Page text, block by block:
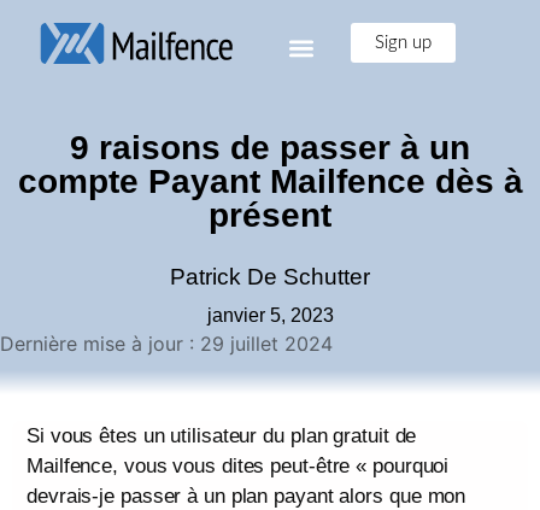
Sign up
9 raisons de passer à un
compte Payant Mailfence dès à
présent
Patrick De Schutter
janvier 5, 2023
Dernière mise à jour : 29 juillet 2024
Si vous êtes un utilisateur du plan gratuit de
Mailfence, vous vous dites peut-être « pourquoi
devrais-je passer à un plan payant alors que mon